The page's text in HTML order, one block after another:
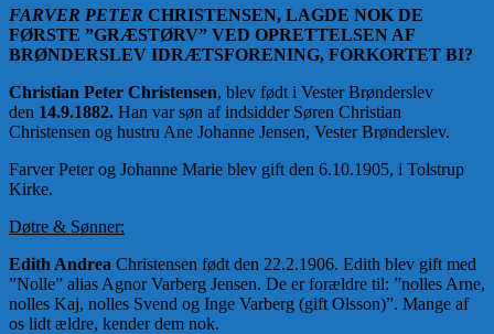
FARVER PETER CHRISTENSEN, LAGDE NOK DE
FØRSTE ”GRÆSTØRV” VED OPRETTELSEN AF
BRØNDERSLEV IDRÆTSFORENING, FORKORTET BI?
Christian Peter Christensen, blev født i Vester Brønderslev
den 14.9.1882. Han var søn af indsidder Søren Christian
Christensen og hustru Ane Johanne Jensen, Vester Brønderslev.
Farver Peter og Johanne Marie blev gift den 6.10.1905, i Tolstrup
Kirke.
Døtre & Sønner:
Edith Andrea Christensen født den 22.2.1906. Edith blev gift med
”Nolle” alias Agnor Varberg Jensen. De er forældre til: ”nolles Arne,
nolles Kaj, nolles Svend og Inge Varberg (gift Olsson)”. Mange af
os lidt ældre, kender dem nok.